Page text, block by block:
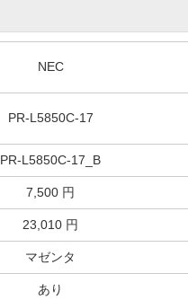
NEC
PR-L5850C-17
PR-L5850C-17_B
7,500 円
23,010 円
マゼンタ
あり